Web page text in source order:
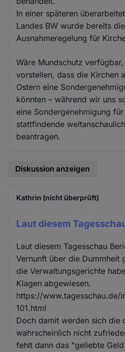
In einer späteren
Landes BW wurde bereits
Ausnahmeregelung für
Wäre Mundschutz
vorstellen, dass die Kirchen
Ostern eine
könnten – während wir uns
eine Sondergenehmigung
stattfindende
beantragen.
Diskussion anzeigen
Kathrin (nicht überprüft)
Laut diesem
Laut diesem Tagesschau
Vernunft über die Dummheit
die Verwaltungsgerichte
Klagen abgewiesen.
https://www.tagesschau.de/
101.html
Doch damit werden sich die
wahrscheinlich nicht
fehlt dann das "geliebte